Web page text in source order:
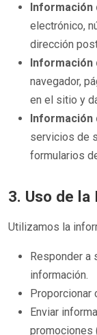
Información
electrónico,
dirección
Información
navegador,
en el sitio y
Información
servicios de
formularios
3. Uso de
Utilizamos la
Responder a
información.
Proporcionar
Enviar
promociones